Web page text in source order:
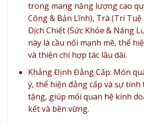
trong mang năng lượng cao
Công & Bản Lĩnh), Trà (Trí Tuệ
Dịch Chiết (Sức Khỏe & Năng
này là cầu nối mạnh mẽ, thể
và thiện chí hợp tác lâu dài.
Khẳng Định Đẳng Cấp: Món
ý, thể hiện đẳng cấp và sựtinh
tặng, giúp mối quan hệ kinh
kết và bền vững.